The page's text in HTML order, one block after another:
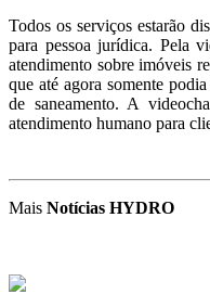
Todos os serviços estarão
para pessoa jurídica. Pela
atendimento sobre imóveis
que até agora somente
de saneamento. A
atendimento humano para
Mais Notícias HYDRO